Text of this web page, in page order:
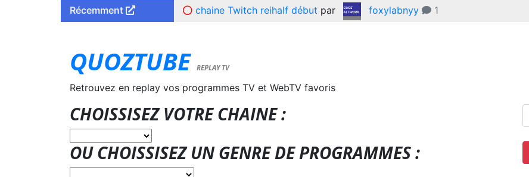
Récemment chaine Twitch reihalf début par foxylabnyy 1
QUOZTUBE REPLAY TV
Retrouvez en replay vos programmes TV et WebTV favoris
CHOISSISEZ VOTRE CHAINE :
OU CHOISSISEZ UN GENRE DE PROGRAMMES :